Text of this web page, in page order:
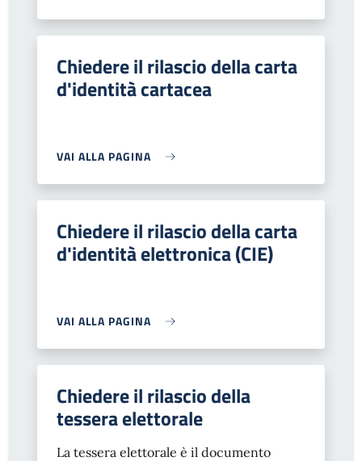
Chiedere il rilascio della carta
d'identità cartacea
VAI ALLA PAGINA
Chiedere il rilascio della carta
d'identità elettronica (CIE)
VAI ALLA PAGINA
Chiedere il rilascio della
tessera elettorale
La tessera elettorale è il documento